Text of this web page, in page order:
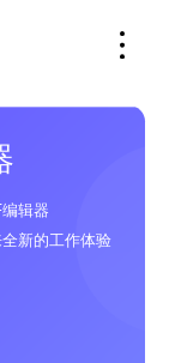
辑器
新的工作体验